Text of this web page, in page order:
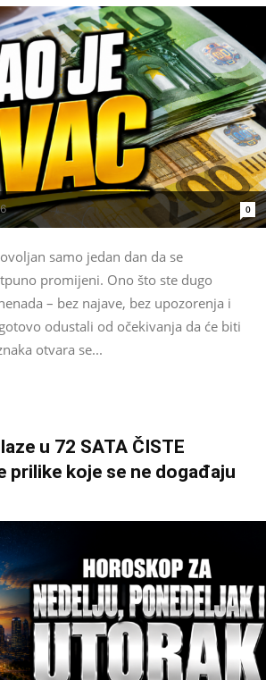
0
samo jedan dan da se
promijeni. Ono što ste dugo
– bez najave, bez upozorenja i
odustali od očekivanja da će biti
otvara se...
u 72 SATA ČISTE
prilike koje se ne događaju